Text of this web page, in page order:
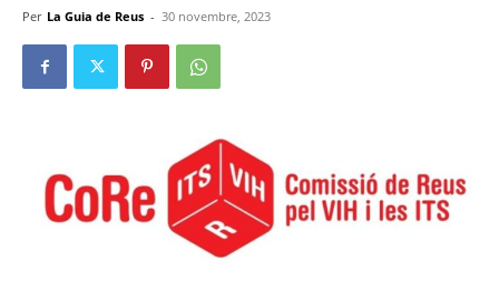
Per La Guia de Reus - 30 novembre, 2023